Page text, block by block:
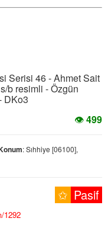
Serisi 46 - Ahmet Sait
b resimli - Özgün
DKo3
👁499
: Sıhhiye [06100],
Pasif
✩
1292